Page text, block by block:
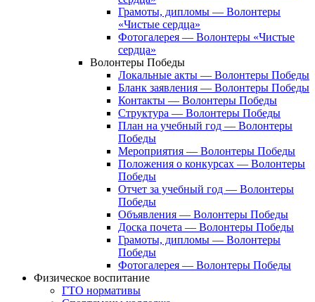
Грамоты, дипломы — Волонтеры
«Чистые сердца»
Фотогалерея — Волонтеры «Чистые
сердца»
Волонтеры Победы
Локальные акты — Волонтеры Победы
Бланк заявления — Волонтеры Победы
Контакты — Волонтеры Победы
Структура — Волонтеры Победы
План на учебный год — Волонтеры
Победы
Мероприятия — Волонтеры Победы
Положения о конкурсах — Волонтеры
Победы
Отчет за учебный год — Волонтеры
Победы
Объявления — Волонтеры Победы
Доска почета — Волонтеры Победы
Грамоты, дипломы — Волонтеры
Победы
Фотогалерея — Волонтеры Победы
Физическое воспитание
ГТО нормативы